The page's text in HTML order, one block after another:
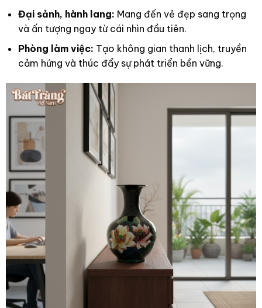
Đại sảnh, hành lang: Mang đến vẻ đẹp sang trọng
và ấn tượng ngay từ cái nhìn đầu tiên.
Phòng làm việc: Tạo không gian thanh lịch, truyền
cảm hứng và thúc đẩy sự phát triển bền vững.